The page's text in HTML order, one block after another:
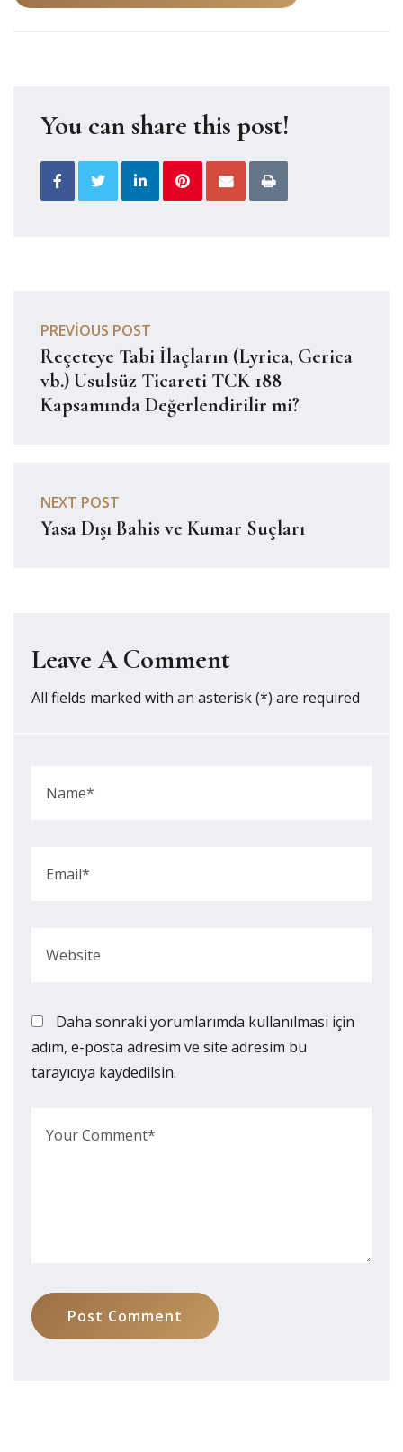
You can share this post!
PREVIOUS POST
Reçeteye Tabi İlaçların (Lyrica, Gerica
vb.) Usulsüz Ticareti TCK 188
Kapsamında Değerlendirilir mi?
NEXT POST
Yasa Dışı Bahis ve Kumar Suçları
Leave A Comment
All fields marked with an asterisk (*) are required
Daha sonraki yorumlarımda kullanılması için
adım, e-posta adresim ve site adresim bu
tarayıcıya kaydedilsin.
Post Comment